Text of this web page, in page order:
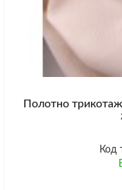
Полотно
Код